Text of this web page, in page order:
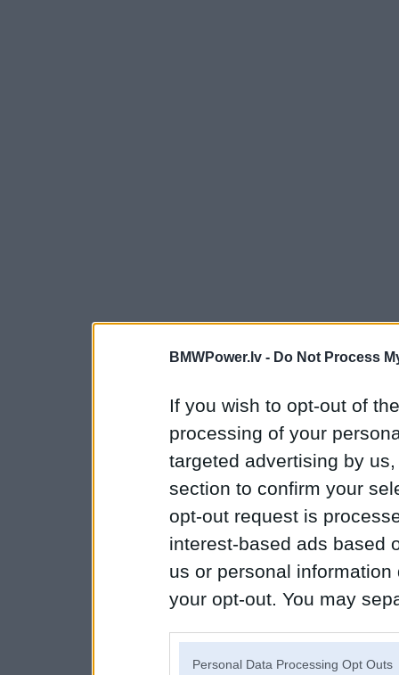
BMWPower.lv - Do Not Process
If you wish to opt-out of
processing of your
targeted advertising by
section to confirm your
opt-out request is
interest-based ads based
us or personal
your opt-out. You may
Personal Data Processing Opt Outs